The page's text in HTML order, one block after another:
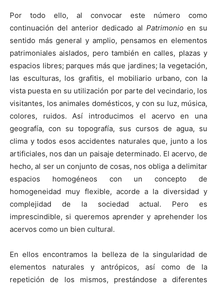
Por todo ello, al convocar este número como
continuación del anterior dedicado al Patrimonioen su
sentido más general y amplio, pensamos en elementos
patrimoniales aislados, pero también en calles, plazas y
espacios libres; parques más que jardines; la vegetación,
las esculturas, los grafitis, el mobiliario urbano, con la
vista puesta en su utilización por parte del vecindario, los
visitantes, los animales domésticos, y con su luz, música,
colores, ruidos. Así introducimos el acervo en una
geografía, con su topografía, sus cursos de agua, su
clima y todos esos accidentes naturales que, junto a los
artificiales, nos dan un paisaje determinado. El acervo, de
hecho, al ser un conjunto de cosas, nos obliga a delimitar
espacios homogéneos con un concepto de
homogeneidad muy flexible, acorde a la diversidad y
complejidad de la sociedad actual. Pero es
imprescindible, si queremos aprender y aprehender los
acervos como un bien cultural.
En ellos encontramos la belleza de la singularidad de
elementos naturales y antrópicos, así como de la
repetición de los mismos, prestándose a diferentes